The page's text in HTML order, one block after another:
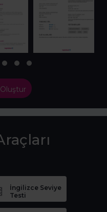
İngilizce Seviye
Testi